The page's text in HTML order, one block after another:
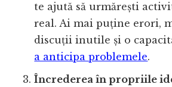
te ajută să urmărești
real. Ai mai puține erori,
discuții inutile și o
a anticipa problemele.
Încrederea în propriile